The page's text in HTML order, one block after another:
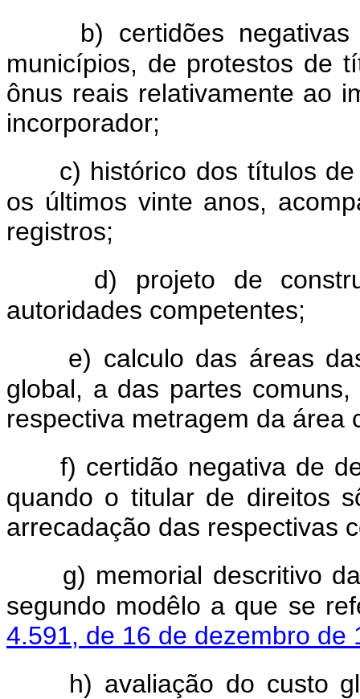
b) certidões
municípios, de protestos de
ônus reais relativamente ao
incorporador;
c) histórico dos títulos
os últimos vinte anos,
registros;
d) projeto de
autoridades competentes;
e) calculo das áreas
global, a das partes
respectiva metragem da área
f) certidão negativa de
quando o titular de direitos
arrecadação das respectivas
g) memorial descritivo
segundo modêlo a que se
4.591, de 16 de dezembro de
h) avaliação do custo